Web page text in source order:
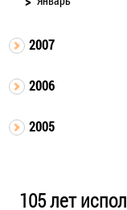
2007
2006
2005
105 лет